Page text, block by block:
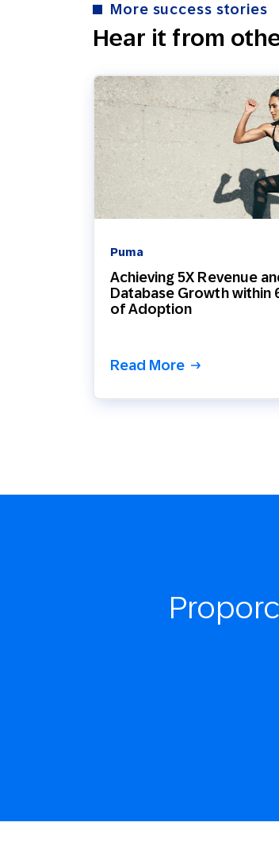
Hear it from
More success stories
Puma
Achieving 5X Revenue
Database Growth within
of Adoption
Read More